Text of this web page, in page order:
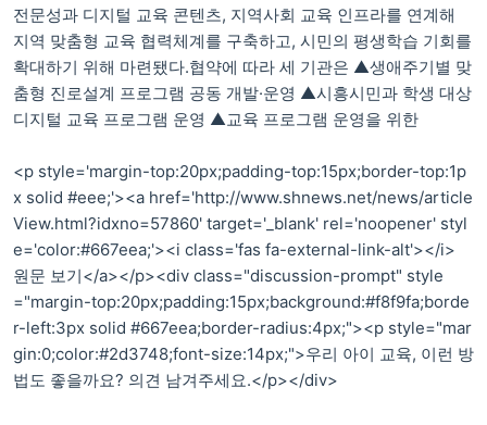
전문성과 디지털 교육 콘텐츠, 지역사회 교육 인프라를 연계해
지역 맞춤형 교육 협력체계를 구축하고, 시민의 평생학습 기회를
확대하기 위해 마련됐다.협약에 따라 세 기관은 ▲생애주기별 맞
춤형 진로설계 프로그램 공동 개발·운영 ▲시흥시민과 학생 대상
디지털 교육 프로그램 운영 ▲교육 프로그램 운영을 위한
<p style='margin-top:20px;padding-top:15px;border-top:1p
x solid #eee;'><a href='http://www.shnews.net/news/article
View.html?idxno=57860' target='_blank' rel='noopener' styl
e='color:#667eea;'><i class='fas fa-external-link-alt'></i>
원문 보기</a></p><div class="discussion-prompt" style
="margin-top:20px;padding:15px;background:#f8f9fa;borde
r-left:3px solid #667eea;border-radius:4px;"><p style="mar
gin:0;color:#2d3748;font-size:14px;">우리 아이 교육, 이런 방
법도 좋을까요? 의견 남겨주세요.</p></div>